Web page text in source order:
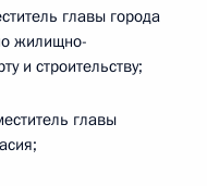
главы города
жилищно-
и строительству;
главы